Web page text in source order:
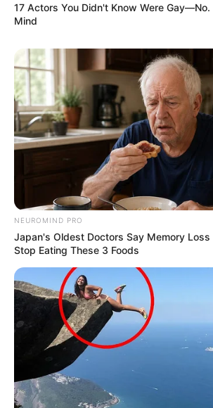
17 Actors You Didn't Know Were Gay—No.
Mind
NEUROMIND PRO
Japan's Oldest Doctors Say Memory
Stop Eating These 3 Foods